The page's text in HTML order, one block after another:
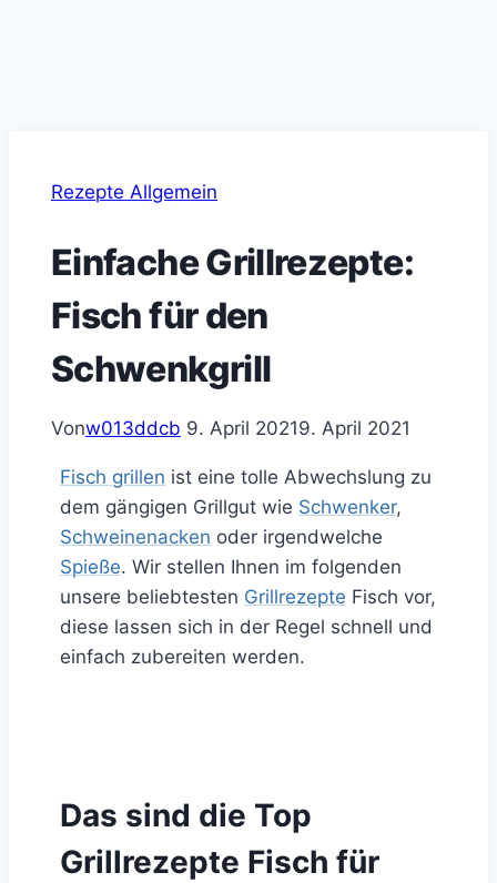
Rezepte Allgemein
Einfache Grillrezepte:
Fisch für den
Schwenkgrill
Vonw013ddcb 9. April 20219. April 2021
Fisch grillen ist eine tolle Abwechslung zu
dem gängigen Grillgut wie Schwenker,
Schweinenacken oder irgendwelche
Spieße. Wir stellen Ihnen im folgenden
unsere beliebtesten Grillrezepte Fisch vor,
diese lassen sich in der Regel schnell und
einfach zubereiten werden.
Das sind die Top
Grillrezepte Fisch für